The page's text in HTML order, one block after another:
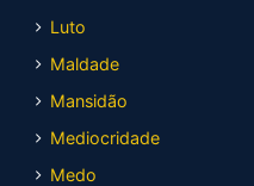
Luto
Maldade
Mansidão
Mediocridade
Medo